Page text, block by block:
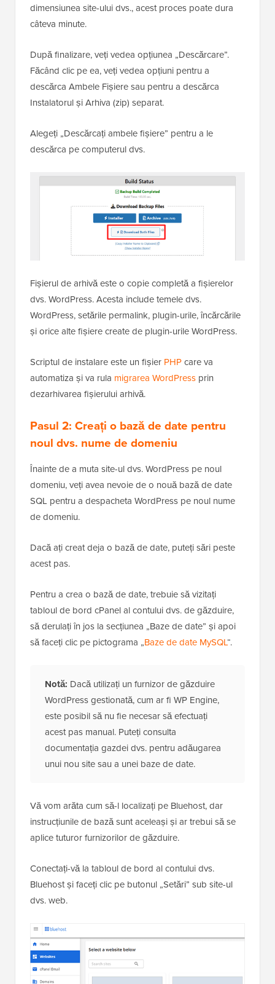
dimensiunea site-ului dvs., acest proces poate dura
câteva minute.
După finalizare, veți vedea opțiunea „Descărcare”.
Făcând clic pe ea, veți vedea opțiuni pentru a
descărca Ambele Fișiere sau pentru a descărca
Instalatorul și Arhiva (zip) separat.
Alegeți „Descărcați ambele fișiere” pentru a le
descărca pe computerul dvs.
Fișierul de arhivă este o copie completă a fișierelor
dvs. WordPress. Acesta include temele dvs.
WordPress, setările permalink, plugin-urile, încărcările
și orice alte fișiere create de plugin-urile WordPress.
Scriptul de instalare este un fișier PHPcare va
automatiza și va rula migrarea WordPress prin
dezarhivarea fișierului arhivă.
Pasul 2: Creați o bază de date pentru
noul dvs. nume de domeniu
Înainte de a muta site-ul dvs. WordPress pe noul
domeniu, veți avea nevoie de o nouă bază de date
SQL pentru a despacheta WordPress pe noul nume
de domeniu.
Dacă ați creat deja o bază de date, puteți sări peste
acest pas.
Pentru a crea o bază de date, trebuie să vizitați
tabloul de bord cPanel al contului dvs. de găzduire,
să derulați în jos la secțiunea „Baze de date” și apoi
să faceți clic pe pictograma „Baze de date MySQL“.
Notă: Dacă utilizați un furnizor de găzduire
WordPress gestionată, cum ar fi WP Engine,
este posibil să nu fie necesar să efectuați
acest pas manual. Puteți consulta
documentația gazdei dvs. pentru adăugarea
unui nou site sau a unei baze de date.
Vă vom arăta cum să-l localizați pe Bluehost, dar
instrucțiunile de bază sunt aceleași și ar trebui să se
aplice tuturor furnizorilor de găzduire.
Conectați-vă la tabloul de bord al contului dvs.
Bluehost și faceți clic pe butonul „Setări” sub site-ul
dvs. web.